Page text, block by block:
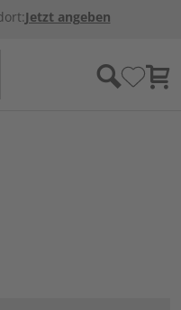
Jetzt angeben